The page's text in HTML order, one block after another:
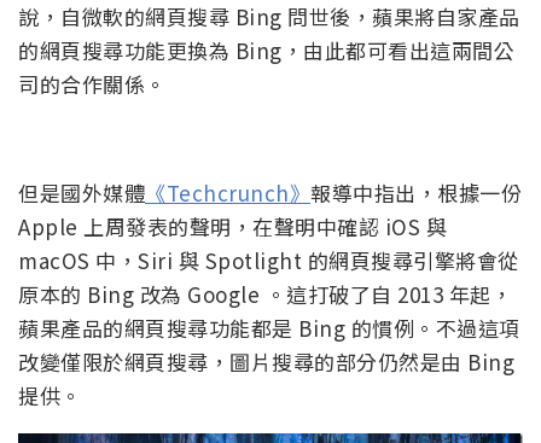
說，自微軟的網頁搜尋 Bing 問世後，蘋果將自家產品
的網頁搜尋功能更換為 Bing，由此都可看出這兩間公
司的合作關係。
但是國外媒體 《Techcrunch》 報導中指出，根據一份
Apple 上周發表的聲明，在聲明中確認 iOS 與
macOS 中，Siri 與 Spotlight 的網頁搜尋引擎將會從
原本的 Bing 改為 Google 。這打破了自 2013 年起，
蘋果產品的網頁搜尋功能都是 Bing 的慣例。不過這項
改變僅限於網頁搜尋，圖片搜尋的部分仍然是由 Bing
提供。